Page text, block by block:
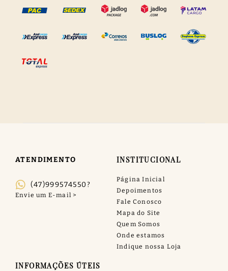
ATENDIMENTO
(47)999574550?
INSTITUCIONAL
Página Inicial
Depoimentos
Fale Conosco
Mapa do Site
Quem Somos
Onde estamos
Indique nossa Loja
INFORMAÇÕES ÚTEIS